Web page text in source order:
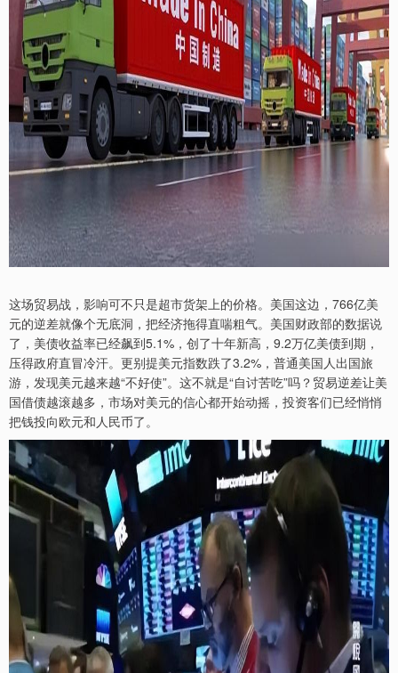
这场贸易战，影响可不只是超市货架上的价格。美国这边，766亿美
元的逆差就像个无底洞，把经济拖得直喘粗气。美国财政部的数据说
了，美债收益率已经飙到5.1%，创了十年新高，9.2万亿美债到期，
压得政府直冒冷汗。更别提美元指数跌了3.2%，普通美国人出国旅
游，发现美元越来越“不好使”。这不就是“自讨苦吃”吗？贸易逆差让美
国借债越滚越多，市场对美元的信心都开始动摇，投资客们已经悄悄
把钱投向欧元和人民币了。